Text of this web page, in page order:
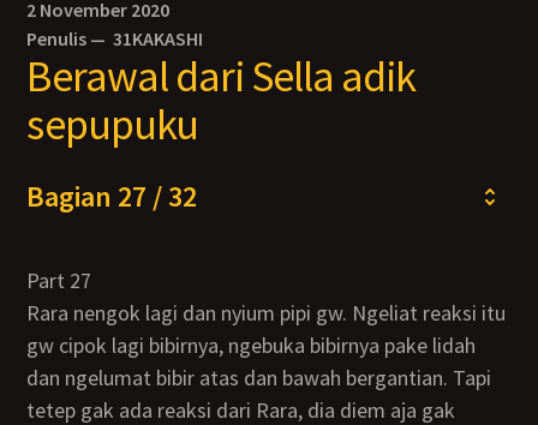
2 November 2020
Penulis —31KAKASHI
Berawal dari Sella adik
sepupuku
Bagian 27 / 32
Part 27
Rara nengok lagi dan nyium pipi gw. Ngeliat reaksi itu
gw cipok lagi bibirnya, ngebuka bibirnya pake lidah
dan ngelumat bibir atas dan bawah bergantian. Tapi
tetep gak ada reaksi dari Rara, dia diem aja gak